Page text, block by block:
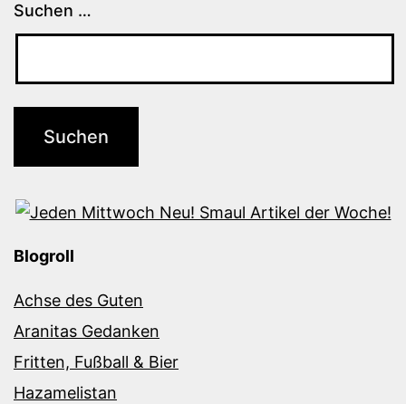
Suchen …
Blogroll
Achse des Guten
Aranitas Gedanken
Fritten, Fußball & Bier
Hazamelistan